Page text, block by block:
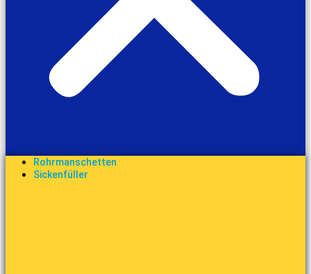
Rohrmanschetten
Sickenfüller